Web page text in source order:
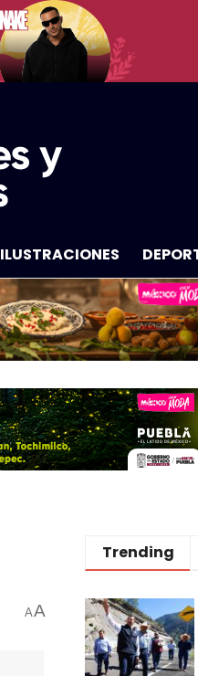
ILUSTRACIONES
AA
Trending